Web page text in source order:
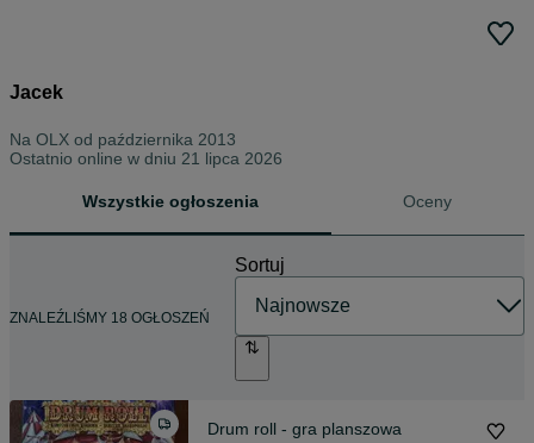
Jacek
Na OLX od października 2013
Ostatnio online w dniu 21 lipca 2026
Wszystkie ogłoszenia Oceny
ZNALEŹLIŚMY 18 OGŁOSZEŃ
Sortuj
Drum roll - gra planszowa